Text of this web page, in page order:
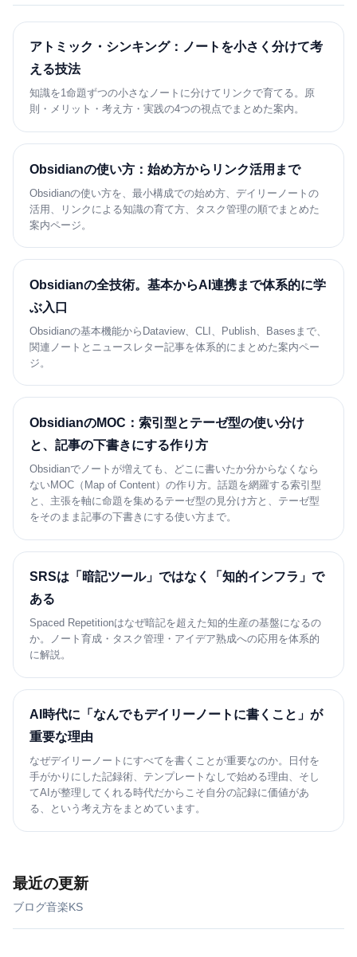
アトミック・シンキング：ノートを小さく分けて考
える技法
知識を1命題ずつの小さなノートに分けてリンクで育てる。原
則・メリット・考え方・実践の4つの視点でまとめた案内。
Obsidianの使い方：始め方からリンク活用まで
Obsidianの使い方を、最小構成での始め方、デイリーノートの
活用、リンクによる知識の育て方、タスク管理の順でまとめた
案内ページ。
Obsidianの全技術。基本からAI連携まで体系的に学
ぶ入口
Obsidianの基本機能からDataview、CLI、Publish、Basesまで、
関連ノートとニュースレター記事を体系的にまとめた案内ペー
ジ。
ObsidianのMOC：索引型とテーゼ型の使い分け
と、記事の下書きにする作り方
Obsidianでノートが増えても、どこに書いたか分からなくなら
ないMOC（Map of Content）の作り方。話題を網羅する索引型
と、主張を軸に命題を集めるテーゼ型の見分け方と、テーゼ型
をそのまま記事の下書きにする使い方まで。
SRSは「暗記ツール」ではなく「知的インフラ」で
ある
Spaced Repetitionはなぜ暗記を超えた知的生産の基盤になるの
か。ノート育成・タスク管理・アイデア熟成への応用を体系的
に解説。
AI時代に「なんでもデイリーノートに書くこと」が
重要な理由
なぜデイリーノートにすべてを書くことが重要なのか。日付を
手がかりにした記録術、テンプレートなしで始める理由、そし
てAIが整理してくれる時代だからこそ自分の記録に価値があ
る、という考え方をまとめています。
最近の更新
ブログ音楽KS